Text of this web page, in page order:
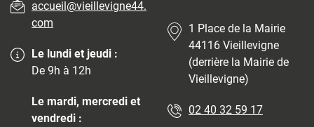
accueil@vieillevigne44.
com
Le lundi et jeudi :
De 9h à 12h
Le mardi, mercredi et
vendredi :
1 Place de la Mairie
44116 Vieillevigne
(derrière la Mairie de
Vieillevigne)
02 40 32 59 17